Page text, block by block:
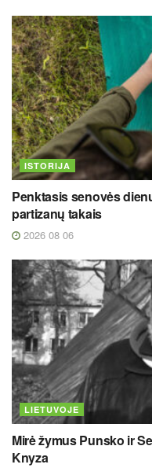
ISTORIJA
Penktasis senovės
partizanų takais
2026 08 06
LIETUVOJE
Mirė žymus Punsko ir
Knyza